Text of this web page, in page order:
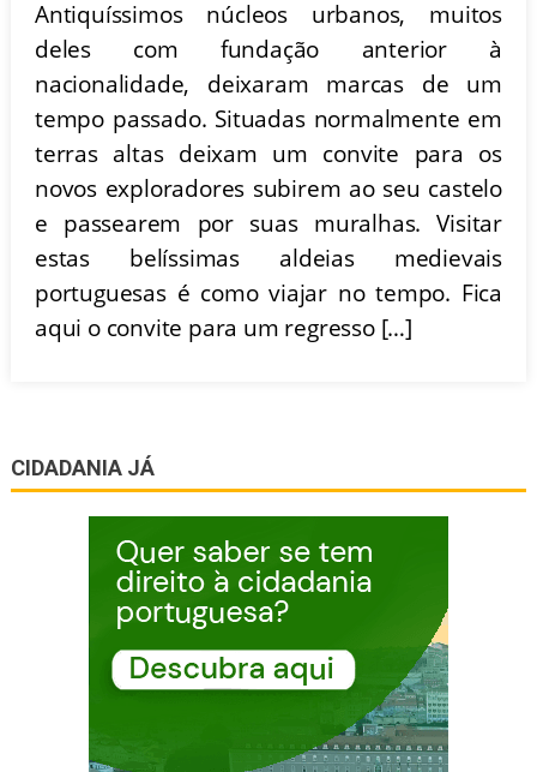
Antiquíssimos núcleos urbanos, muitos
deles com fundação anterior à
nacionalidade, deixaram marcas de um
tempo passado. Situadas normalmente em
terras altas deixam um convite para os
novos exploradores subirem ao seu castelo
e passearem por suas muralhas. Visitar
estas belíssimas aldeias medievais
portuguesas é como viajar no tempo. Fica
aqui o convite para um regresso […]
CIDADANIA JÁ